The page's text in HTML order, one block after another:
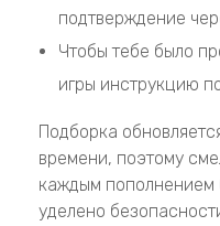
подтверждение
Чтобы тебе было
игры инструкцию
Подборка
времени, поэтому
каждым пополнением
уделено